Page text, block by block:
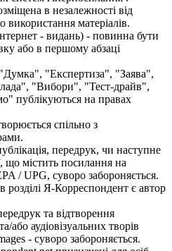
в незалежності від
використання матеріалів.
- видань) - повинна бути
або в першому абзаці
"Експертиза", "Заява",
"Вибори", "Тест-драйв",
публікуються на правах
спільно з
передрук, чи наступне
що містить посилання на
/ UPG, суворо забороняється.
розділі Я-Корреспондент є автор
та відтворення
або аудіовізуальних творів
- суворо забороняється.